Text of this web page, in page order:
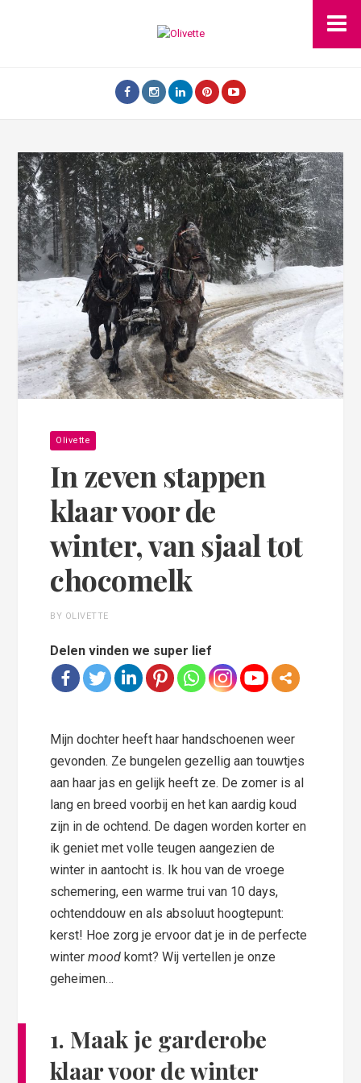
Olivette
In zeven stappen
klaar voor de
winter, van sjaal tot
chocomelk
BY OLIVETTE
Delen vinden we super lief
Mijn dochter heeft haar handschoenen weer
gevonden. Ze bungelen gezellig aan touwtjes
aan haar jas en gelijk heeft ze. De zomer is al
lang en breed voorbij en het kan aardig koud
zijn in de ochtend. De dagen worden korter en
ik geniet met volle teugen aangezien de
winter in aantocht is. Ik hou van de vroege
schemering, een warme trui van 10 days,
ochtenddouw en als absoluut hoogtepunt:
kerst! Hoe zorg je ervoor dat je in de perfecte
wintermoodkomt? Wij vertellen je onze
geheimen…
1. Maak je garderobe
klaar voor de winter